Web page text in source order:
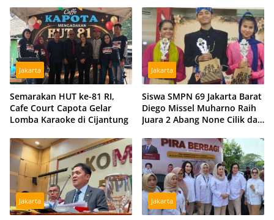
Sinergi dengan Polri
Jakarta
Semarakan HUT ke-81 RI,
Cafe Court Capota Gelar
Lomba Karaoke di Cijantung
Jakarta
Siswa SMPN 69 Jakarta Barat
Diego Missel Muharno Raih
Juara 2 Abang None Cilik dan
Jakarta Jakarta